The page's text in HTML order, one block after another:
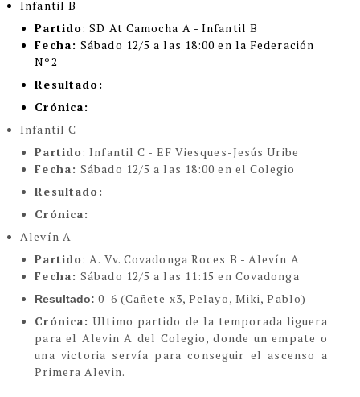
Infantil B
Partido: SD At Camocha A - Infantil B
Fecha:Sábado 12/5 a las 18:00 en la Federación
Nº2
Resultado:
Crónica:
Infantil C
Partido: Infantil C - EF Viesques-Jesús Uribe
Fecha:Sábado 12/5 a las 18:00 en el Colegio
Resultado:
Crónica:
Alevín A
Partido: A. Vv. Covadonga Roces B - Alevín A
Fecha:Sábado 12/5 a las 11:15 en Covadonga
Resultado: 0-6 (Cañete x3, Pelayo, Miki, Pablo)
Crónica: Ultimo partido de la temporada liguera
para el Alevin A del Colegio, donde un empate o
una victoria servía para conseguir el ascenso a
Primera Alevin.